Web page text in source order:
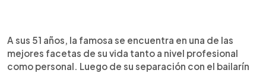
A sus 51 años, la famosa se encuentra en una de las
mejores facetas de su vida tanto a nivel profesional
como personal. Luego de su separación con el bailarín